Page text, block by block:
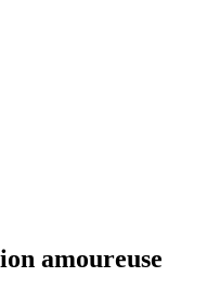
amoureuse